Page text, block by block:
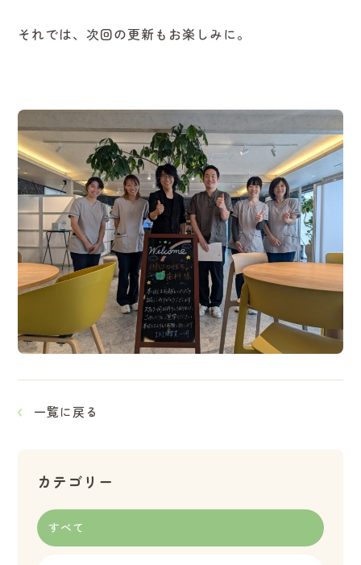
それでは、次回の更新もお楽しみに。
一覧に戻る
カテゴリー
すべて